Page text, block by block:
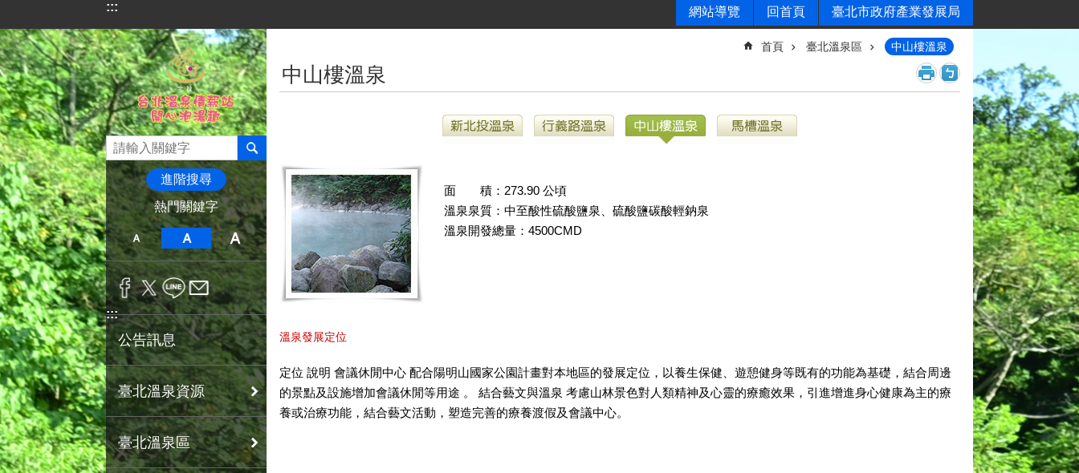
跳到主要內容區塊
::: 網站導覽 回首頁 臺北市政府產業發展局
進階搜尋
熱門關鍵字
:::
公告訊息
臺北溫泉資源
臺北溫泉區
首頁 臺北溫泉區 中山樓溫泉
中山樓溫泉
面 積：273.90 公頃
溫泉泉質：中至酸性硫酸鹽泉、硫酸鹽碳酸輕鈉泉
溫泉開發總量：4500CMD
溫泉發展定位
定位 說明 會議休閒中心 配合陽明山國家公園計畫對本地區的發展定位，以養生保健、遊憩健身等既有的功能為基礎，結合周邊
的景點及設施增加會議休閒等用途 。 結合藝文與溫泉 考慮山林景色對人類精神及心靈的療癒效果，引進增進身心健康為主的療
養或治療功能，結合藝文活動，塑造完善的療養渡假及會議中心。